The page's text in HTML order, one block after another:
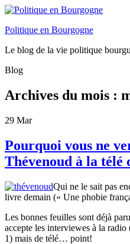
Politique en Bourgogne
Le blog de la vie politique
Blog
Archives du mois :
29 Mar
Pourquoi vous ne
Thévenoud à la télé
Qui ne le sait pas
livre demain (« Une phobie
Les bonnes feuilles sont déjà
accepte les interviewes à la
1) mais de télé… point!